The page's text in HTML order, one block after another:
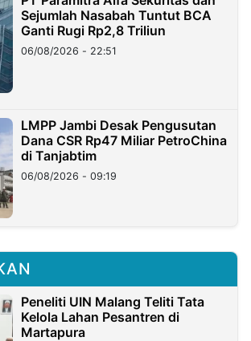
Sejumlah Nasabah Tuntut BCA
Ganti Rugi Rp2,8 Triliun
06/08/2026 - 22:51
LMPP Jambi Desak Pengusutan
Dana CSR Rp47 Miliar PetroChina
di Tanjabtim
06/08/2026 - 09:19
Peneliti UIN Malang Teliti Tata
Kelola Lahan Pesantren di
Martapura